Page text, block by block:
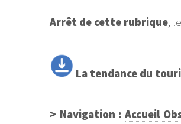
Arrêt de cette rubrique,
La tendance du
> Navigation : Accueil